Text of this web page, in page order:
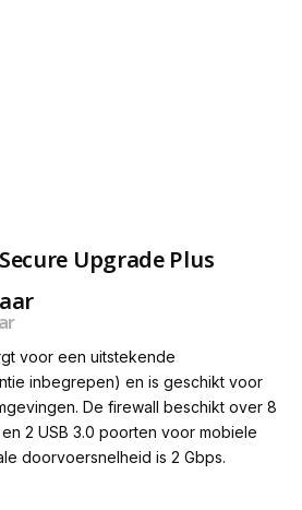
Upgrade Plus
voor een uitstekende
inbegrepen) en is geschikt voor
De firewall beschikt over 8
2 USB 3.0 poorten voor mobiele
doorvoersnelheid is 2 Gbps.